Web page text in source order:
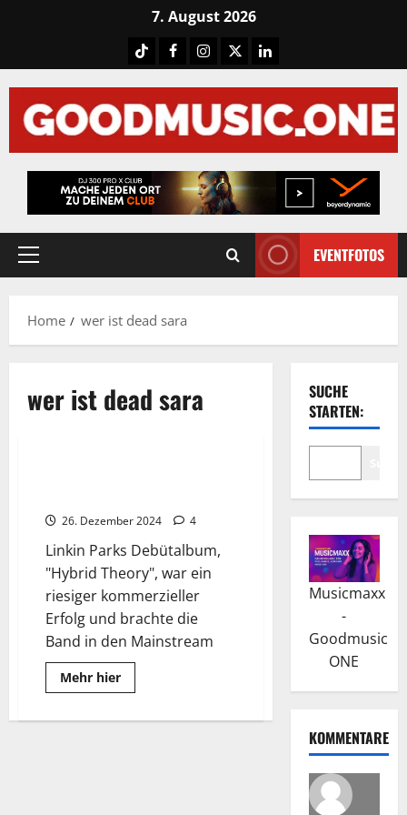
7. August 2026
TiktokFacebook
Instagram
X LinkedIN
Primary
EVENTFOTOS
Home wer ist dead sara
wer ist dead sara
26. Dezember 2024 4
Linkin Parks Debütalbum,
"Hybrid Theory", war ein
riesiger kommerzieller
Erfolg und brachte die
Band in den Mainstream
Mehr hierRead
more
Park:
SUCHE
STARTEN:
Musicmaxx
-
Goodmusic
ONE
KOMMENTARE